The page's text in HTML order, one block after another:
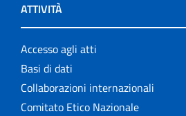
ATTIVITÀ
Accesso agli atti
Basi di dati
Collaborazioni internazionali
Comitato Etico Nazionale